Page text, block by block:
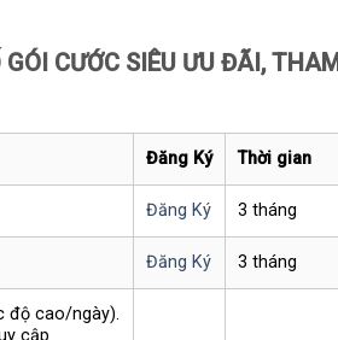
CƯỚC SIÊU ƯU ĐÃI, THAM
Đăng Ký Thời gian
Đăng Ký 3 tháng
Đăng Ký 3 tháng
độ cao/ngày).